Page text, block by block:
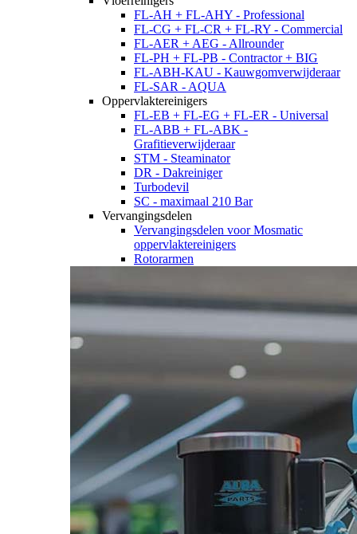
FL-AH + FL-AHY - Professional
FL-CG + FL-CR + FL-RY - Commercial
FL-AER + AEG - Allrounder
FL-PH + FL-PB - Contractor + BIG
FL-ABH-KAU - Kauwgomverwijderaar
FL-SAR - AQUA
Oppervlaktereinigers
FL-EB + FL-EG + FL-ER - Universal
FL-ABB + FL-ABK -
Grafitieverwijderaar
STM - Steaminator
DR - Dakreiniger
Turbodevil
SC - maximaal 210 Bar
Vervangingsdelen
Vervangingsdelen voor Mosmatic
oppervlaktereinigers
Rotorarmen